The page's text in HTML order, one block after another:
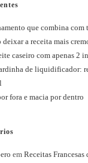
que combina com
deixar a receita mais
caseiro com apenas 2
de liquidificador:
fora e macia por dentro
em Receitas